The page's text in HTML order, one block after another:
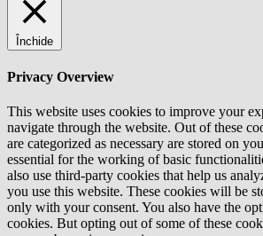
Închide
Privacy Overview
This website uses cookies to improve your
navigate through the website. Out of these
are categorized as necessary are stored on
essential for the working of basic
also use third-party cookies that help us
you use this website. These cookies will be
only with your consent. You also have the
cookies. But opting out of some of these